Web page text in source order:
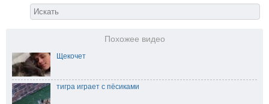
Похожее видео
Щекочет
тигра играет с пёсиками